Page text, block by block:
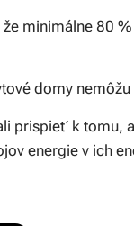
že minimálne 80
domy
prispieť k tomu,
energie v ich